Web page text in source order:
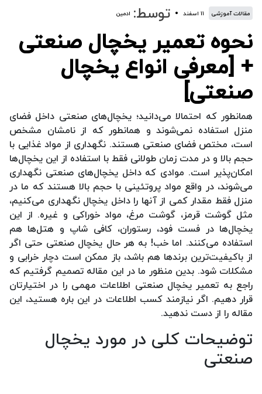
مقالات آموزشی ۱۱ اسفند توسط: ادمین
نحوه تعمیر یخچال صنعتی
+ [معرفی انواع یخچال
صنعتی]
همانطور که احتمالا می‌دانید؛ یخچال‌های صنعتی داخل فضای
منزل استفاده نمی‌شوند و همانطور که از نامشان مشخص
است، مختص فضای صنعتی هستند.‌ نگهداری از مواد غذایی با
حجم بالا و در مدت زمان طولانی فقط با استفاده از این یخچال‌ها
امکان‌پذیر است. موادی که داخل یخچال‌های صنعتی نگهداری
می‌شوند، در واقع مواد پروتئینی با حجم بالا هستند که ما در
منزل فقط مقدار کمی از آنها را داخل یخچال نگهداری می‌کنیم،
مثل گوشت قرمز، گوشت مرغ، مواد خوراکی و غیره. از این
یخچال‌ها در فست فود، رستوران، کافی شاپ و هتل‌ها هم
استفاده می‌کنند. اما خب! به هر حال یخچال صنعتی حتی اگر
از باکیفیت‌ترین برندها هم باشد، باز ممکن است دچار خرابی و
مشکلات شود. بدین منظور ما در این مقاله تصمیم گرفتیم که
راجع به تعمیر یخچال صنعتی اطلاعات مهمی را در اختیارتان
قرار دهیم. اگر نیازمند کسب اطلاعات در این باره هستید، این
مقاله را از دست ندهید.
توضیحات کلی در مورد یخچال
صنعتی